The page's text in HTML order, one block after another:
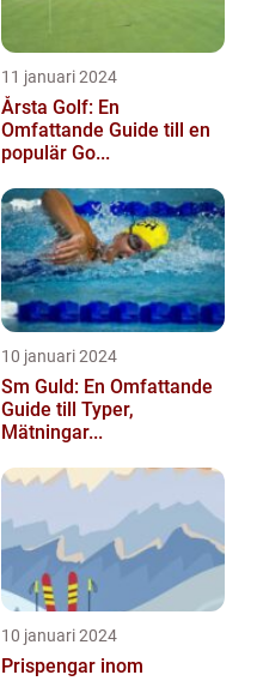
11 januari 2024
Årsta Golf: En
Omfattande Guide till en
populär Go...
10 januari 2024
Sm Guld: En Omfattande
Guide till Typer,
Mätningar...
10 januari 2024
Prispengar inom